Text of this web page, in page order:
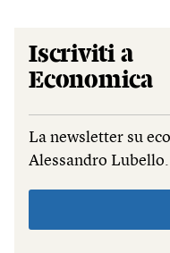
Iscriviti a
Economica
La newsletter su
Alessandro